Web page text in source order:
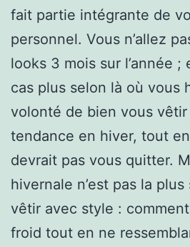
fait partie intégrante de
personnel. Vous n’allez
looks 3 mois sur l’année
cas plus selon là où vous
volonté de bien vous vêtir
tendance en hiver, tout
devrait pas vous quitter.
hivernale n’est pas la
vêtir avec style :
froid tout en ne